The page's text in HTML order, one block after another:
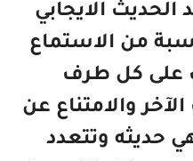
الايجابي
من الاستماع
على كل طرف
والامتناع عن
حديثه وتتعدد